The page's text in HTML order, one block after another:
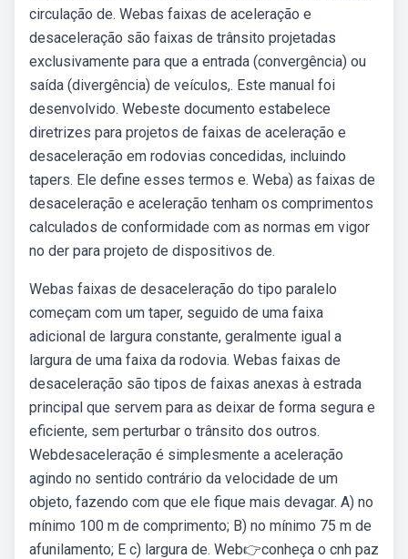
circulação de. Webas faixas de aceleração e
desaceleração são faixas de trânsito projetadas
exclusivamente para que a entrada (convergência) ou
saída (divergência) de veículos,. Este manual foi
desenvolvido. Webeste documento estabelece
diretrizes para projetos de faixas de aceleração e
desaceleração em rodovias concedidas, incluindo
tapers. Ele define esses termos e. Weba) as faixas de
desaceleração e aceleração tenham os comprimentos
calculados de conformidade com as normas em vigor
no der para projeto de dispositivos de.
Webas faixas de desaceleração do tipo paralelo
começam com um taper, seguido de uma faixa
adicional de largura constante, geralmente igual a
largura de uma faixa da rodovia. Webas faixas de
desaceleração são tipos de faixas anexas à estrada
principal que servem para as deixar de forma segura e
eficiente, sem perturbar o trânsito dos outros.
Webdesaceleração é simplesmente a aceleração
agindo no sentido contrário da velocidade de um
objeto, fazendo com que ele fique mais devagar. A) no
mínimo 100 m de comprimento; B) no mínimo 75 m de
afunilamento; E c) largura de. Web👉conheça o cnh paz